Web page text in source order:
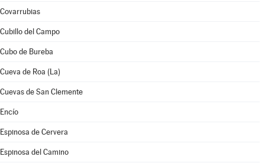
Covarrubias
Cubillo del Campo
Cubo de Bureba
Cueva de Roa (La)
Cuevas de San Clemente
Encío
Espinosa de Cervera
Espinosa del Camino